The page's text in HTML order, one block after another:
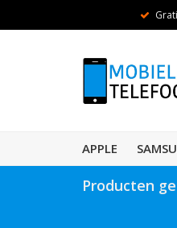
APPLE
Producten